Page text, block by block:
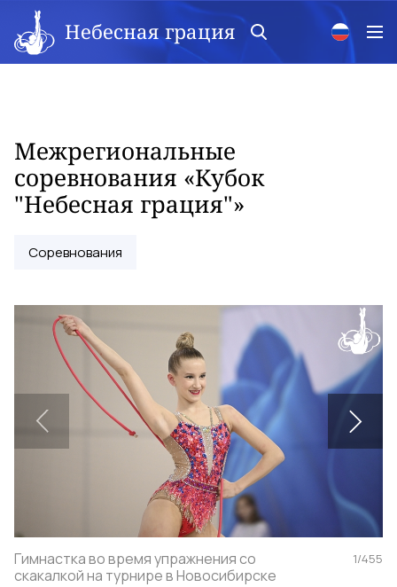
Небесная грация
Межрегиональные
соревнования «Кубок
"Небесная грация"»
Соревнования
Гимнастка во время упражнения со
скакалкой на турнире в Новосибирске
1/455